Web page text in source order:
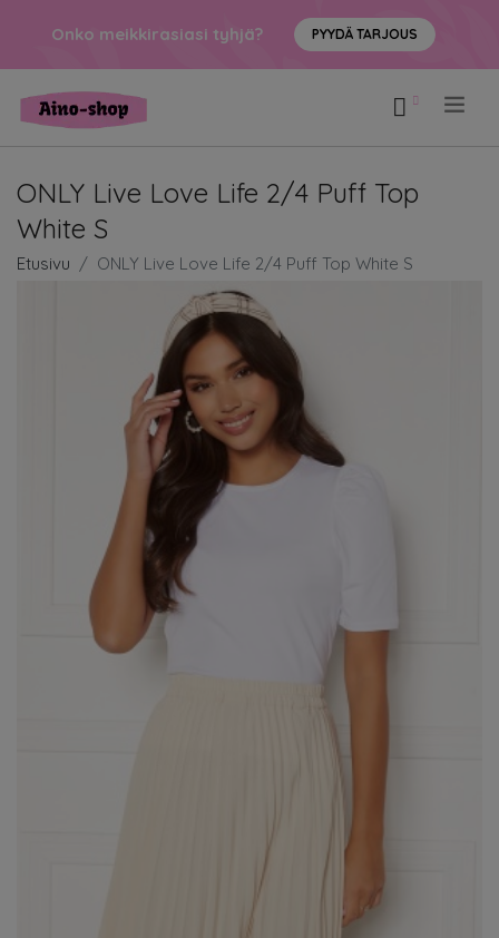
Onko meikkirasiasi tyhjä? PYYDÄ TARJOUS
ONLY Live Love Life 2/4 Puff Top
White S
Etusivu ONLY Live Love Life 2/4 Puff Top White S